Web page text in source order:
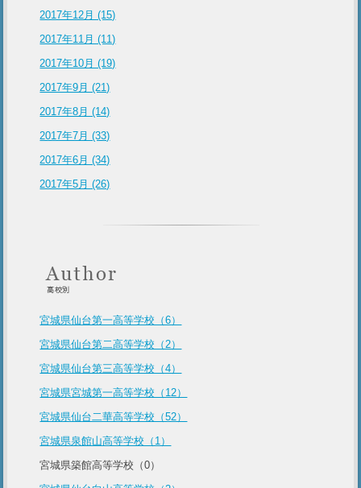
2017年12月 (15)
2017年11月 (11)
2017年10月 (19)
2017年9月 (21)
2017年8月 (14)
2017年7月 (33)
2017年6月 (34)
2017年5月 (26)
宮城県仙台第一高等学校（6）
宮城県仙台第二高等学校（2）
宮城県仙台第三高等学校（4）
宮城県宮城第一高等学校（12）
宮城県仙台二華高等学校（52）
宮城県泉館山高等学校（1）
宮城県築館高等学校（0）